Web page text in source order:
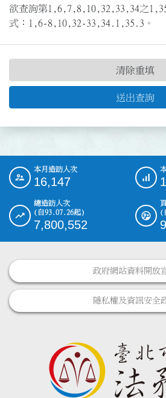
欲查詢第1,6,7,8,10,32,33,34之
式：1,6-8,10,32-33,34.1,35.3。
送出查詢
清除重填
::: 本月造訪人次
16,147
總造訪人次
(自93.07.26起)
7,800,552
(
政府網站資料開放
隱私權及資訊安全